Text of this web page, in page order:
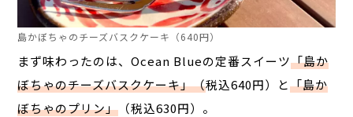
島かぼちゃのチーズバスクケーキ（640円）
まず味わったのは、Ocean Blueの定番スイーツ「島か
ぼちゃのチーズバスクケーキ」（税込640円） と「島か
ぼちゃのプリン」 （税込630円） 。